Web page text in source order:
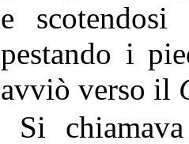
e
pestando i
avviò verso il
Si